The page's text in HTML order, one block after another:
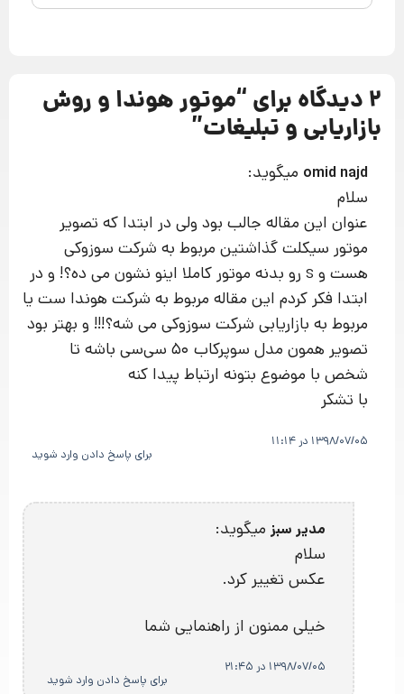
2 دیدگاه برای “ موتور هوندا و روش‌
بازاریابی و تبلیغات”
omid najd میگوید:
سلام
عنوان این مقاله جالب بود ولی در ابتدا که تصویر
موتور سیکلت گذاشتین مربوط به شرکت سوزوکی
هست و s رو بدنه موتور کاملا اینو نشون می ده؟! و در
ابتدا فکر کردم این مقاله مربوط به شرکت هوندا ست یا
مربوط به بازاریابی شرکت سوزوکی می شه؟!!! و بهتر بود
تصویر همون مدل سوپرکاب ۵۰ سی‌سی باشه تا
شخص با موضوع بتونه ارتباط پیدا کنه
با تشکر
1398/07/05 در 11:14
برای پاسخ دادن وارد شوید
مدیر سبز میگوید:
سلام
عکس تغییر کرد.
خیلی ممنون از راهنمایی شما
1398/07/05 در 21:45
برای پاسخ دادن وارد شوید